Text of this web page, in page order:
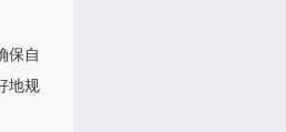
保自
地规